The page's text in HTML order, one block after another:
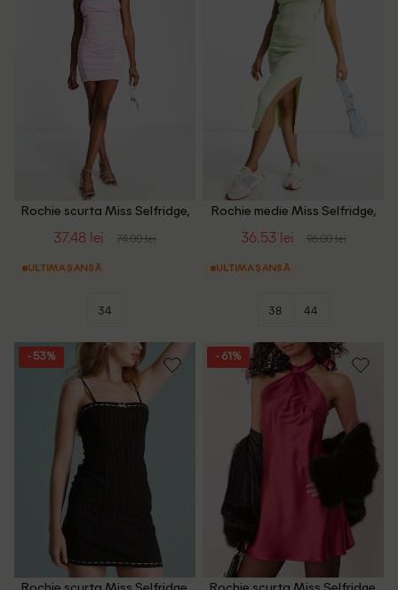
Rochie scurta Miss Selfridge,
37.48 lei 74.00 lei
ULTIMA ȘANSĂ
34
Rochie medie Miss Selfridge,
36.53 lei 96.00 lei
ULTIMA ȘANSĂ
38 44
- 53% - 61%